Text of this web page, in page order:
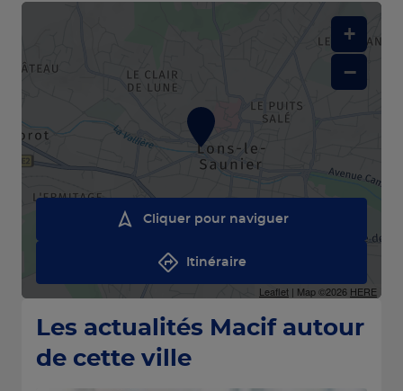
+
−
Leaflet | Map ©2026 HERE
Cliquer pour naviguer
Itinéraire
Les actualités Macif autour
de cette ville